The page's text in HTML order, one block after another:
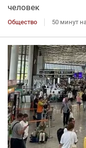
человек
Общество 50 минут